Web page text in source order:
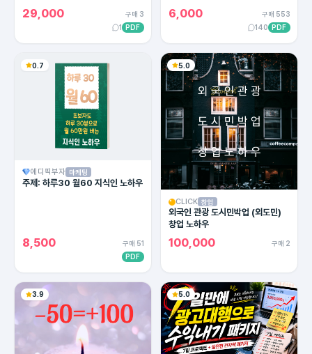
29,000
구매 3
1
PDF
용한 카피라이팅의 모든 방법!
6,000
구매 553
140
PDF
0.7
에디픽부자 마케팅
주제: 하루30 월60 지식인 노하우
8,500
구매 51
PDF
5.0
CLICK 창업
외국인 관광 도시민박업 (외도민)
창업 노하우
100,000 구매 2
3.9 5.0